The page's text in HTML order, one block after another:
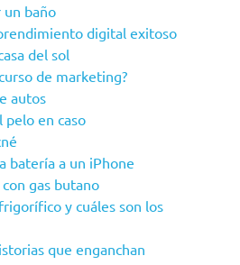
un baño
digital exitoso
del sol
de marketing?
autos
pelo en caso
batería a un iPhone
gas butano
y cuáles son los
que enganchan